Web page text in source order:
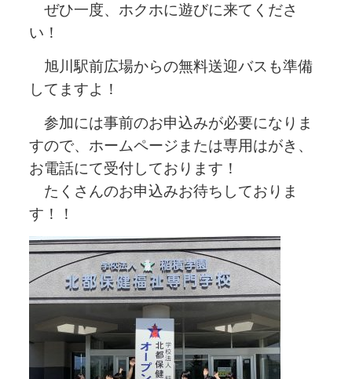
ぜひ一度、ホクホに遊びに来てくださ
い！
旭川駅前広場からの無料送迎バスも準備
してますよ！
参加には事前のお申込みが必要になりま
すので、ホームページまたは専用はがき、
お電話にて受付しております！
たくさんのお申込みお待ちしておりま
す！！